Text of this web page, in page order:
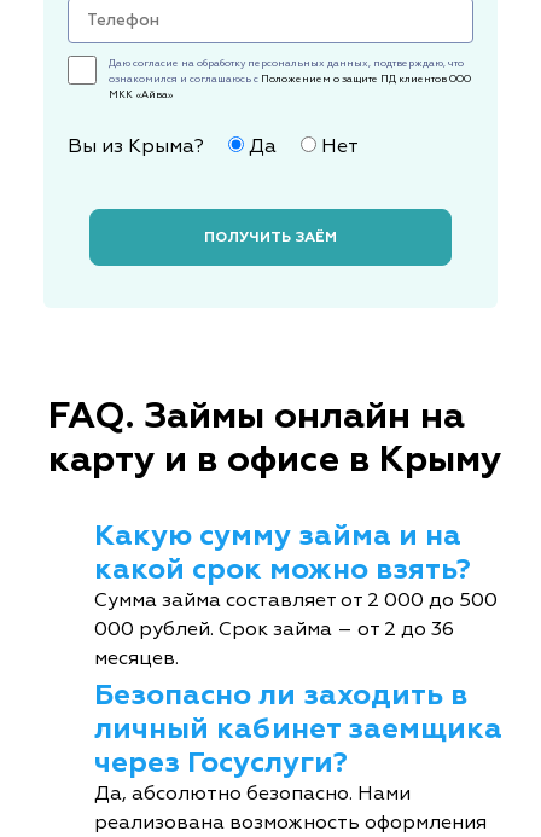
Даю согласие на обработку персональных данных, подтверждаю, что
ознакомился и соглашаюсь с Положением о защите ПД клиентов ООО
МКК «Айва»
Вы из Крыма? Да Нет
ПОЛУЧИТЬ ЗАЁМ
FAQ. Займы онлайн на
карту и в офисе в Крыму
Какую сумму займа и на
какой срок можно взять?
Сумма займа составляет от 2 000 до 500
000 рублей. Срок займа – от 2 до 36
месяцев.
Безопасно ли заходить в
личный кабинет заемщика
через Госуслуги?
Да, абсолютно безопасно. Нами
реализована возможность оформления